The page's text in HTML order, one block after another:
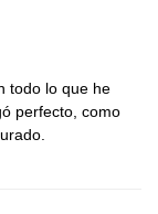
todo lo que he
perfecto, como